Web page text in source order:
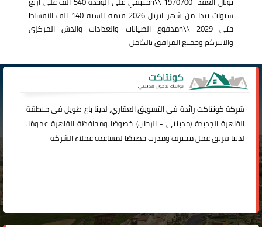
سنوات تبدا من شهر ابريل 2026 قيمه السنة 140 الف الاقساط
حتى 2029 \\nمدفوع الصيانات والعدادات والدش المركزى
والانتركم وجميع المرافق بالكامل
شركةكونتاكترائدة فى التسويق العقاري، لدينا باع طويل فى منطقة
القاهرة الجديدة (مدينتي -الرحاب) خصوصًا ومحافظة القاهرة عمومًا.
لدينا فريق عمل محترف ومدرب خصيصًا لمساعدة عملاء الشركة